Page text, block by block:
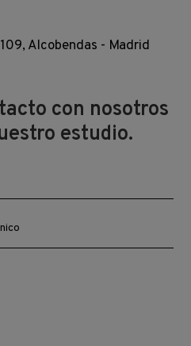
Alcobendas - Madrid
con nosotros
estudio.